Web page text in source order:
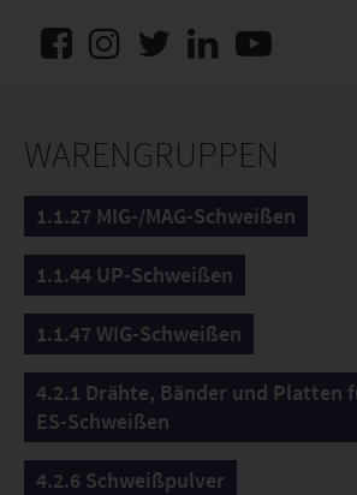
WARENGRUPPEN
1.1.27 MIG-/MAG-Schweißen
1.1.44 UP-Schweißen
1.1.47 WIG-Schweißen
4.2.1 Drähte, Bänder und Platten
ES-Schweißen
4.2.6 Schweißpulver